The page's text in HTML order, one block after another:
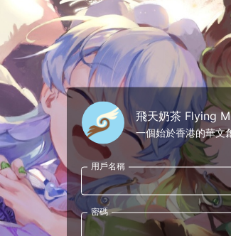
飛天奶茶 Flying
一個始於香港的華文
用戶名稱
密碼